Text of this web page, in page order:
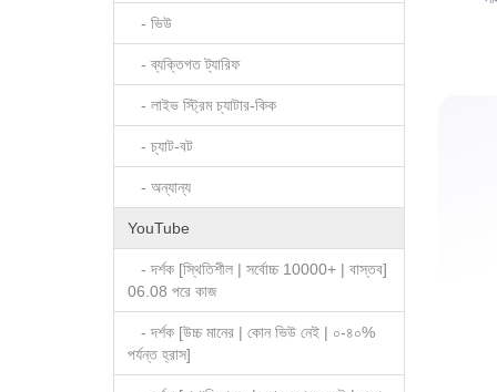
- ভিউ
- ব্যক্তিগত ট্যারিফ
- লাইভ স্ট্রিম চ্যাটার-কিক
- চ্যাট-বট
- অন্যান্য
YouTube
- দর্শক [স্থিতিশীল | সর্বোচ্চ 10000+ | বাস্তব]
06.08 পরে কাজ
- দর্শক [উচ্চ মানের | কোন ভিউ নেই | ০-৪০%
পর্যন্ত হ্রাস]